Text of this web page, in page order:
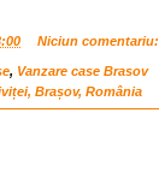
Niciun comentariu:
, Vanzare case Brasov
Brașov, România